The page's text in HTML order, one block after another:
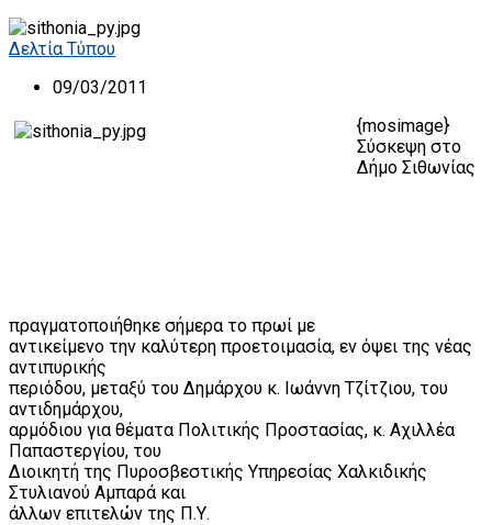
Δελτία Τύπου
09/03/2011
{mosimage}
Σύσκεψη στο
Δήμο Σιθωνίας
πραγματοποιήθηκε σήμερα το πρωί με
αντικείμενο την καλύτερη προετοιμασία, εν όψει της νέας
αντιπυρικής
περιόδου, μεταξύ του Δημάρχου κ. Ιωάννη Τζίτζιου, του
αντιδημάρχου,
αρμόδιου για θέματα Πολιτικής Προστασίας, κ. Αχιλλέα
Παπαστεργίου, του
Διοικητή της Πυροσβεστικής Υπηρεσίας Χαλκιδικής
Στυλιανού Αμπαρά και
άλλων επιτελών της Π.Υ.